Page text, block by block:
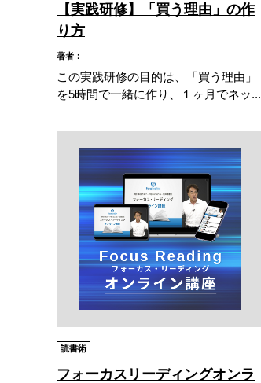
【実践研修】「買う理由」の作
り方
著者：
この実践研修の目的は、「買う理由」
を5時間で一緒に作り、１ヶ月でネッ...
読書術
フォーカスリーディングオンラ